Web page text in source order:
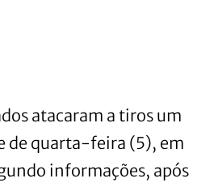
atacaram a tiros um
de quarta-feira (5), em
informações, após